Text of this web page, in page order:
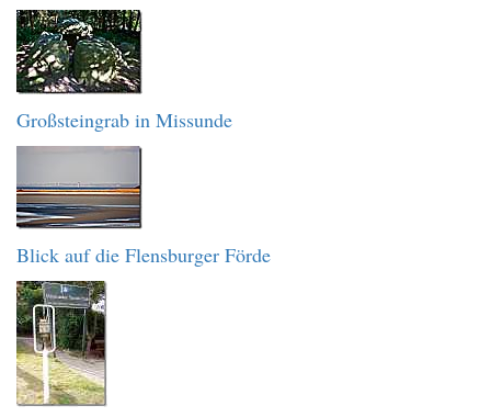
Großsteingrab in Missunde
Blick auf die Flensburger Förde